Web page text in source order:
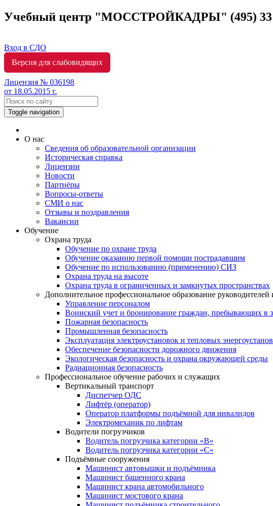
Учебный центр "МОССТРОЙКАДРЫ" (495)
Вход в СДО
Версия для слабовидящих
Лицензия № 036198
от 18.05.2015 г.
Toggle navigation
О нас
Сведения об образовательной организации
Историческая справка
Лицензии
Новости
Партнёры
Вопросы-ответы
СМИ о нас
Отзывы и поздравления
Вакансии
Обучение
Охрана труда
Обучение по охране труда
Обучение оказанию первой помощи пострадавшим
Обучение по использованию (применению) СИЗ
Охрана труда на высоте
Охрана труда в ограниченных и замкнутых пространствах
Дополнительное профессиональное образование руководителей
Управление персоналом
Воинский учет и бронирование граждан, пребывающих в
Пожарная безопасность
Промышленная безопасность
Эксплуатация электроустановок и тепловых
Обеспечение безопасности дорожного движения
Экологическая безопасность и охрана окружающей среды
Радиационная безопасность
Профессиональное обучение рабочих и служащих
Вертикальный транспорт
Диспетчер ОДС
Лифтёр (оператор)
Оператор платформы подъёмной для инвалидов
Электромеханик по лифтам
Водители погрузчиков
Водитель погрузчика категории «B»
Водитель погрузчика категории «С»
Подъёмные сооружения
Машинист автовышки и подъёмника
Машинист башенного крана
Машинист крана автомобильного
Машинист мостового крана